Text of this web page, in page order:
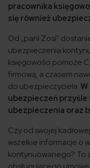
pracownika
się również
Od „pani Zosi”
ubezpieczenia
księgowości pomoże
firmową, a czasem
do ubezpieczyciela.
ubezpieczeń przyśle
ubezpieczenia oraz
Czy od swojej
wszelkie informacje o
kontynuowanego? To